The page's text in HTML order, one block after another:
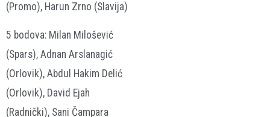
(Promo), Harun Zrno (Slavija)
5 bodova: Milan Milošević
(Spars), Adnan Arslanagić
(Orlovik), Abdul Hakim Delić
(Orlovik), David Ejah
(Radnički), Sani Čampara